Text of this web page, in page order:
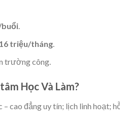
buổi.
triệu/tháng.
trường công.
Học Và Làm?
cao đẳng uy tín; lịch linh hoạt;